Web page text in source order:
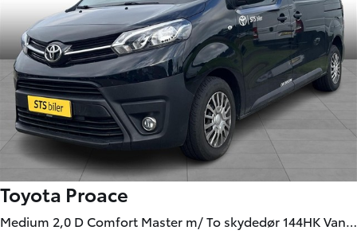
Toyota Proace
Medium 2,0 D Comfort Master m/ To skydedør 144HK Van 6g